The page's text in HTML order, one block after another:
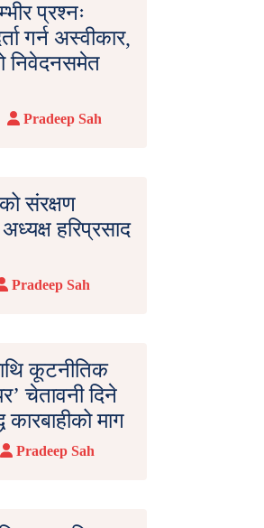
प्रश्नः
गर्न अस्वीकार,
निवेदनसमेत
Pradeep Sah
संरक्षण
हरिप्रसाद
Pradeep Sah
कूटनीतिक
चेतावनी दिने
माग
Pradeep Sah